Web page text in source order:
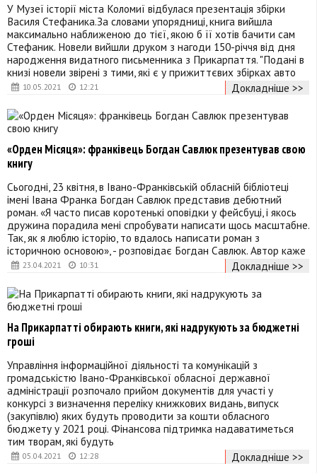
10.05.2021 12:21
У Музеї історії міста Коломиї відбулася презентація збірки
Василя Стефаника.За словами упорядниці, книга вийшла
максимально наближеною до тієї, якою б її хотів бачити сам
Стефаник. Новели вийшли друком з нагоди 150-річчя від дня
народження видатного письменника з Прикарпаття. "Подані в
книзі новели звірені з тими, які є у прижиттєвих збірках авто
Докладніше >>
23.04.2021 10:31
«Орден Місяця»: франківець Богдан Савлюк презентував свою
книгу
Сьогодні, 23 квітня, в Івано-Франківській обласній бібліотеці
імені Івана Франка Богдан Савлюк представив дебютний
роман. «Я часто писав коротенькі оповідки у фейсбуці, і якось
дружина порадила мені спробувати написати щось масштабне.
Так, як я люблю історію, то вдалось написати роман з
історичною основою», - розповідає Богдан Савлюк. Автор каже
Докладніше >>
05.04.2021 12:28
На Прикарпатті обирають книги, які надрукують за бюджетні
гроші
Управління інформаційної діяльності та комунікацій з
громадськістю Івано-Франківської обласної державної
адміністрації розпочало прийом документів для участі у
конкурсі з визначення переліку книжкових видань, випуск
(закупівлю) яких будуть проводити за кошти обласного
бюджету у 2021 році. Фінансова підтримка надаватиметься
тим творам, які будуть
Докладніше >>